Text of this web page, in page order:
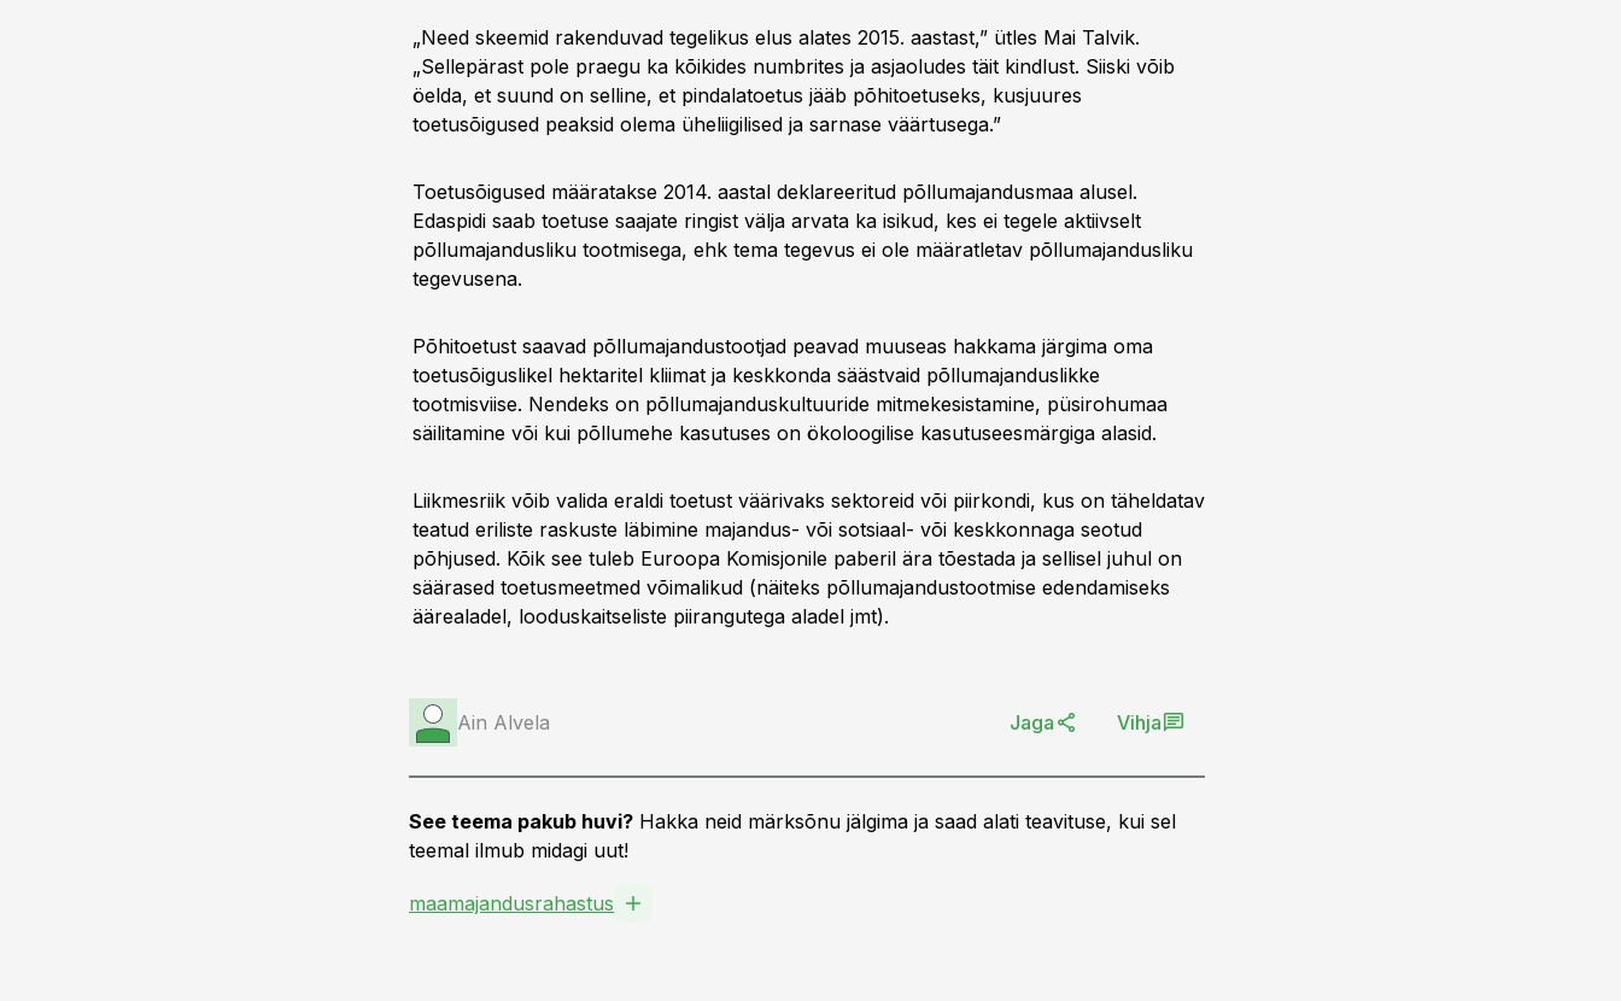
„Need skeemid rakenduvad tegelikus elus alates 2015. aastast,” ütles Mai Talvik.
„Sellepärast pole praegu ka kõikides numbrites ja asjaoludes täit kindlust. Siiski võib
öelda, et suund on selline, et pindalatoetus jääb põhitoetuseks, kusjuures
toetusõigused peaksid olema üheliigilised ja sarnase väärtusega.”
Toetusõigused määratakse 2014. aastal deklareeritud põllumajandusmaa alusel.
Edaspidi saab toetuse saajate ringist välja arvata ka isikud, kes ei tegele aktiivselt
põllumajandusliku tootmisega, ehk tema tegevus ei ole määratletav põllumajandusliku
tegevusena.
Põhitoetust saavad põllumajandustootjad peavad muuseas hakkama järgima oma
toetusõiguslikel hektaritel kliimat ja keskkonda säästvaid põllumajanduslikke
tootmisviise. Nendeks on põllumajanduskultuuride mitmekesistamine, püsirohumaa
säilitamine või kui põllumehe kasutuses on ökoloogilise kasutuseesmärgiga alasid.
Liikmesriik võib valida eraldi toetust väärivaks sektoreid või piirkondi, kus on täheldatav
teatud eriliste raskuste läbimine majandus- või sotsiaal- või keskkonnaga seotud
põhjused. Kõik see tuleb Euroopa Komisjonile paberil ära tõestada ja sellisel juhul on
säärased toetusmeetmed võimalikud (näiteks põllumajandustootmise edendamiseks
äärealadel, looduskaitseliste piirangutega aladel jmt).
Ain Alvela Jaga Vihja
See teema pakub huvi? Hakka neid märksõnu jälgima ja saad alati teavituse, kui sel
teemal ilmub midagi uut!
maamajandusrahastus